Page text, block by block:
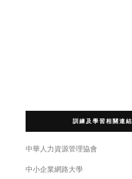
訓練及學習相關連結
中華人力資源管理協會
中小企業網路大學